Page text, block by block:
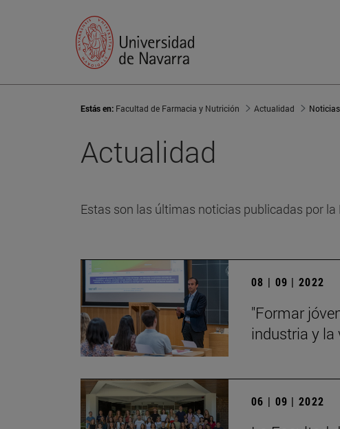
Estás en: Facultad de Farmacia y Nutrición Actualidad Noticias
Actualidad
Estas son las últimas noticias publicadas por
08 | 09 | 2022
"Formar
industria y la
06 | 09 | 2022